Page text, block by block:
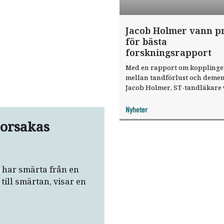
har smärta från en
smärtan, visar en
Jacob Holmer vann
för bästa
forskningsrapport
Med en rapport om
mellan tandförlust och
Jacob Holmer, ST-tandläkare
bästa forskningsrapport vid
odontologiska riksstämma.
Nyheter